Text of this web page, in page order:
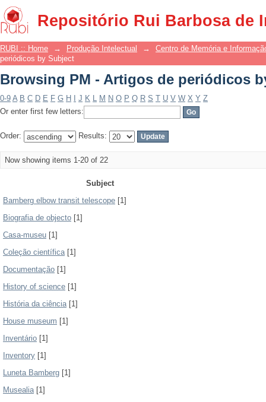
Repositório Rui Barbosa de
Browsing PM - Artigos de periódicos
RUBI :: Home → Produção Intelectual →
Centro de Memória e
periódicos by Subject
Browsing PM - Artigos de periódicos
0-9 A B C D E F G H J K L M N O P Q R S T U V W X Y Z
Or enter first few letters:
Order: Results:
Now showing items 1-20 of 22
Subject
Bamberg elbow transit telescope [1]
Biografia de objecto [1]
Casa-museu [1]
Coleção científica[1]
Documentação [1]
History of science [1]
História da ciência[1]
House museum [1]
Inventário [1]
Inventory [1]
Luneta Bamberg [1]
Musealia[1]